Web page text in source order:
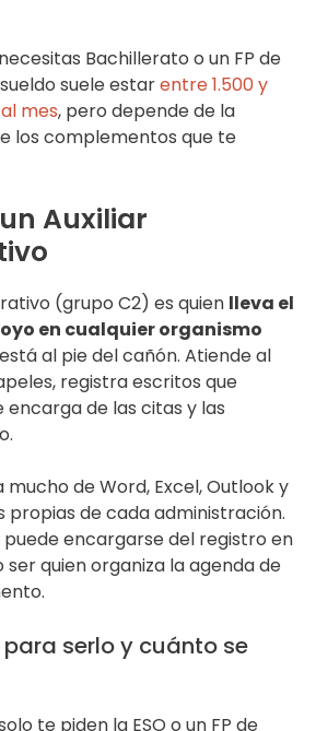
Bachillerato o un FP de
suele estarentre 1.500 y
mes, pero depende de la
los complementos que te
Auxiliar
(grupo C2) es quien lleva el
en cualquier organismo
al pie del cañón. Atiende al
registra escritos que
encarga de las citas y las
de Word, Excel, Outlook y
propias de cada administración.
puede encargarse del registro en
quien organiza la agenda de
serlo y cuánto se
te piden la ESO o un FP de